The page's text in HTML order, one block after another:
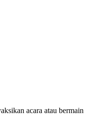
acara atau bermain